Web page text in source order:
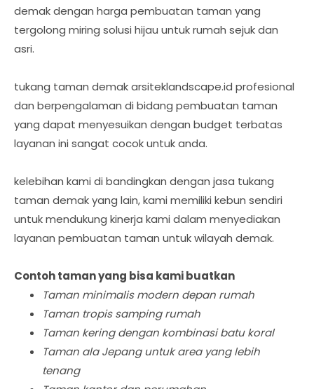
demak dengan harga pembuatan taman yang
tergolong miring solusi hijau untuk rumah sejuk dan
asri.
tukang taman demak arsiteklandscape.id profesional
dan berpengalaman di bidang pembuatan taman
yang dapat menyesuikan dengan budget terbatas
layanan ini sangat cocok untuk anda.
kelebihan kami di bandingkan dengan jasa tukang
taman demak yang lain, kami memiliki kebun sendiri
untuk mendukung kinerja kami dalam menyediakan
layanan pembuatan taman untuk wilayah demak.
Contoh taman yang bisa kami buatkan
Taman minimalis modern depan rumah
Taman tropis samping rumah
Taman kering dengan kombinasi batu koral
Taman ala Jepang untuk area yang lebih
tenang